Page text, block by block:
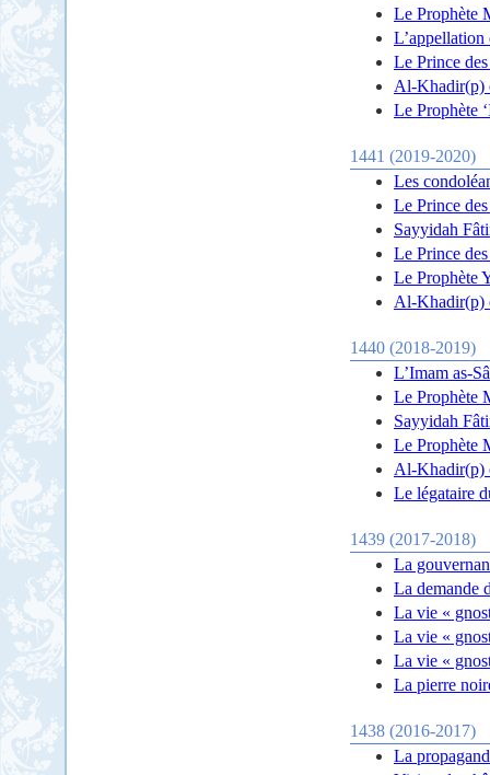
Le Prophète
Le Prince
Al-Khadir(p)
Le Prophète
1441 (2019-2020)
Les
Le Prince
Sayyidah
Le Prince
Le Prophète
Al-Khadir(p)
1440 (2018-2019)
L’Imam as-
Le Prophète
Sayyidah
Le Prophète
Al-Khadir(p)
Le légataire
1439 (2017-2018)
La
La demande
La vie «
La vie «
La vie «
La pierre
1438 (2016-2017)
La